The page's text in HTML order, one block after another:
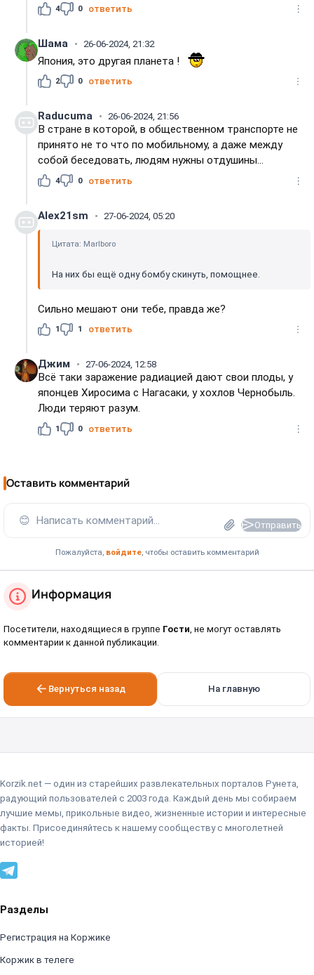
4 0 ответить
Шама 26-06-2024, 21:32
Япония, это другая планета !
2 0 ответить
Raducuma 26-06-2024, 21:56
В стране в которой, в общественном транспорте не
принято не то что по мобильному, а даже между
собой беседовать, людям нужны отдушины...
4 0 ответить
Alex21sm 27-06-2024, 05:20
Цитата: Marlboro
На них бы ещё одну бомбу скинуть, помощнее.
Сильно мешают они тебе, правда же?
1 1 ответить
Джим 27-06-2024, 12:58
Всё таки заражение радиацией дают свои плоды, у
японцев Хиросима с Нагасаки, у хохлов Чернобыль.
Люди теряют разум.
1 0 ответить
Оставить комментарий
😊 Написать комментарий... Отправить
Пожалуйста, войдите, чтобы оставить комментарий
Информация
Посетители, находящиеся в группе Гости , не могут оставлять
комментарии к данной публикации.
Вернуться назад На главную
Korzik.net — один из старейших развлекательных порталов Рунета,
радующий пользователей с 2003 года. Каждый день мы собираем
лучшие мемы, прикольные видео, жизненные истории и интересные
факты. Присоединяйтесь к нашему сообществу с многолетней
историей!
Разделы
Регистрация на Коржике
Коржик в телеге